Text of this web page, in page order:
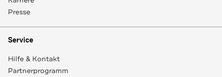
Presse
Service
Hilfe & Kontakt
Partnerprogramm